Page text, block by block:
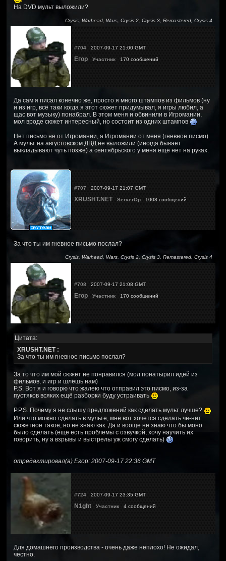
На DVD мульт выложили?
Crysis, Warhead, Wars, Crysis 2, Crysis 3, Remastered, Crysis 4
#704 2007-09-17 21:00 GMT
Егор Участник 170 сообщений
Да сам я писал конечно же, просто я много штампов из фильмов (ну
и из игр, всё таки когда я этот сюжет придумывал, я игры любил, а
щас вот музыку) понабрал. В этом меня и обвинили в Игромании,
мол вроде сюжет интересный, но состоит из одних штампов
Нет письмо не от Игромании, а Игромании от меня (гневное писмо).
А мульт на августовском ДВД не выложили (иногда бывает
выкладывают чуть позже) а сентябрьского у меня ещё нет на руках.
#707 2007-09-17 21:07 GMT
XRUSHT.NET ServerOp 1008 сообщений
За что ты им гневное письмо послал?
Crysis, Warhead, Wars, Crysis 2, Crysis 3, Remastered, Crysis 4
#708 2007-09-17 21:08 GMT
Егор Участник 170 сообщений
Цитата:
XRUSHT.NET :
За что ты им гневное письмо послал?
За то что им мой сюжет не понравился (мол понатырил идей из
фильмов, и игр и шлёшь нам)
P.S. Вот я и говорю что жалею что отправил это писмо, из-за
пустяков всяких ещё разборки буду устраивать
P.P.S. Почему я не слышу предложений как сделать мульт лучше?
Или что можно сделать в мульте, мне вот хочется сделать чё-нит
сюжетное такое, но не знаю как. Да и вооще не знаю что бы моно
было сделать (ещё есть проблемы с озвучкой, хочу научить их
говорить, ну а взрывы и выстрелы уж смогу сделать)
отредактировал(а) Егор: 2007-09-17 22:36 GMT
#724 2007-09-17 23:35 GMT
N1ght Участник 4 сообщений
Для домашнего производства - очень даже неплохо! Не ожидал,
честно.